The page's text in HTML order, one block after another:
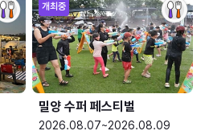
개최중
밀양 수퍼 페스티벌
2026.08.07~2026.08.09